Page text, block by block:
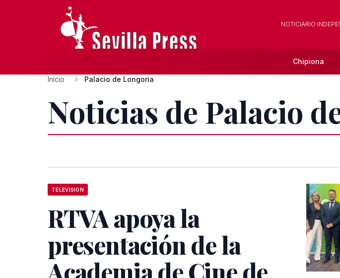
NOTICIARIO
Chipiona
Inicio Palacio de Longoria
Noticias de Palacio
TELEVISION
RTVA apoya la
presentación de la
Academia de Cine de